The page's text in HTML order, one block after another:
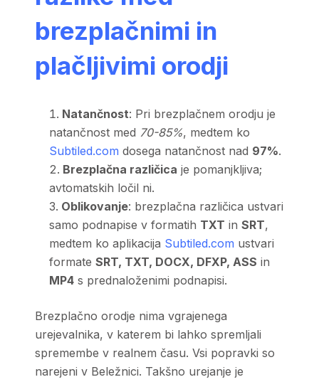
brezplačnimi in
plačljivimi orodji
Natančnost: Pri brezplačnem orodju je
natančnost med 70-85%, medtem ko
Subtiled.com dosega natančnost nad 97%.
Brezplačna različica je pomanjkljiva;
avtomatskih ločil ni.
Oblikovanje: brezplačna različica ustvari
samo podnapise v formatih TXT inSRT,
medtem ko aplikacija Subtiled.com ustvari
formateSRT, TXT, DOCX, DFXP, ASS in
MP4 s prednaloženimi podnapisi.
Brezplačno orodje nima vgrajenega
urejevalnika, v katerem bi lahko spremljali
spremembe v realnem času. Vsi popravki so
narejeni v Beležnici. Takšno urejanje je